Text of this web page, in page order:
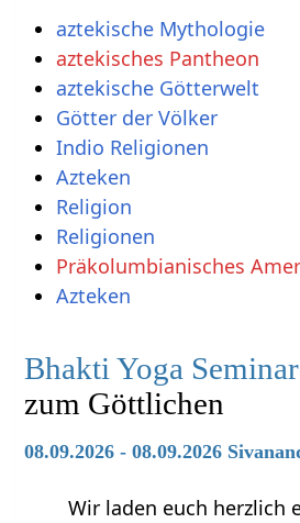
aztekische Mythologie
aztekisches Pantheon
aztekische Götterwelt
Götter der Völker
Indio Religionen
Azteken
Religion
Religionen
Präkolumbianisches
Azteken
Bhakti Yoga
zum Göttlichen
08.09.2026 - 08.09.2026
Wir laden euch herzlich